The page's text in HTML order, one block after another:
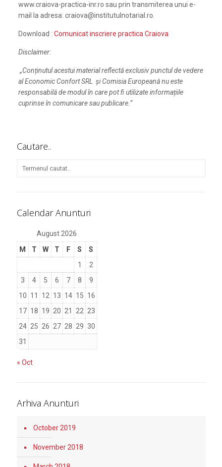
www.craiova-practica-inr.ro sau prin transmiterea unui e-
mail la adresa: craiova@institutulnotarial.ro.
Download :Comunicat inscriere practica Craiova
Disclaimer:
„Conținutul acestui material reflectă exclusiv punctul de vedere
al Economic Confort SRL și Comisia Europeană nu este
responsabilă de modul în care pot fi utilizate informațiile
cuprinse în comunicare sau publicare.”
Cautare..
Calendar Anunturi
August 2026
M
T W T F S
S
1
2
3
4 5 6 7 8
9
10 11 12 13 14 15 16
17 18 19 20 21 22 23
24 25 26 27 28 29 30
31
« Oct
Arhiva Anunturi
October 2019
November 2018